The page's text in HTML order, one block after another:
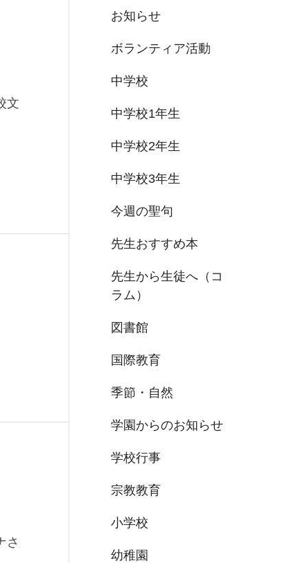
文
さ
お知らせ
ボランティア活動
中学校
中学校1年生
中学校2年生
中学校3年生
今週の聖句
先生おすすめ本
先生から生徒へ（コ
ラム）
図書館
国際教育
季節・自然
学園からのお知らせ
学校行事
宗教教育
小学校
幼稚園